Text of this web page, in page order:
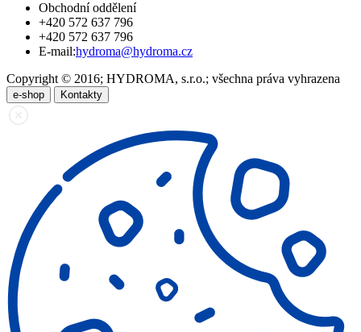
Obchodní oddělení
+420 572 637 796
+420 572 637 796
E-mail:hydroma@hydroma.cz
Copyright © 2016; HYDROMA, s.r.o.; všechna práva vyhrazena
e-shop Kontakty